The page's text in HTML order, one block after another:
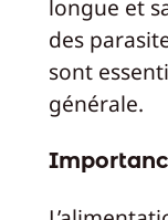
longue et
des
sont
générale.